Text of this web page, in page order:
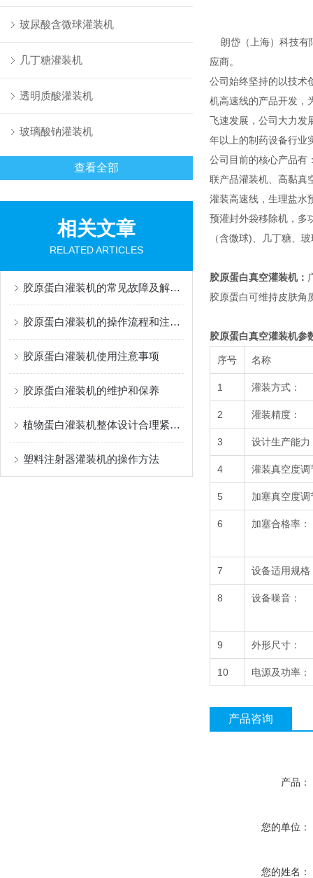
玻尿酸含微球灌装机
几丁糖灌装机
透明质酸灌装机
玻璃酸钠灌装机
查看全部
相关文章
RELATED ARTICLES
胶原蛋白灌装机的常见故障及解决办法有哪些？
胶原蛋白灌装机的操作流程和注意事项
胶原蛋白灌装机使用注意事项
胶原蛋白灌装机的维护和保养
植物蛋白灌装机整体设计合理紧凑，占地面积小
塑料注射器灌装机的操作方法
朗岱（上海）科技有
应商。
公司始终坚持的以技术
机高速线的产品开发，
飞速发展，公司大力发
年以上的制药设备行业
公司目前的核心产品有
联产品灌装机、高黏真
灌装高速线，生理盐水
预灌封外袋移除机，多
（含微球)、几丁糖、
胶原蛋白真空灌装机：
胶原蛋白可维持皮肤角
胶原蛋白真空灌装机参
序号 名称
1 灌装方式：
2 灌装精度：
3 设计生产能力
4 灌装真空度调
5 加塞真空度调
6 加塞合格率：
7 设备适用规格
8 设备噪音：
9 外形尺寸：
10 电源及功率：
产品咨询
产品：
您的单位：
您的姓名：